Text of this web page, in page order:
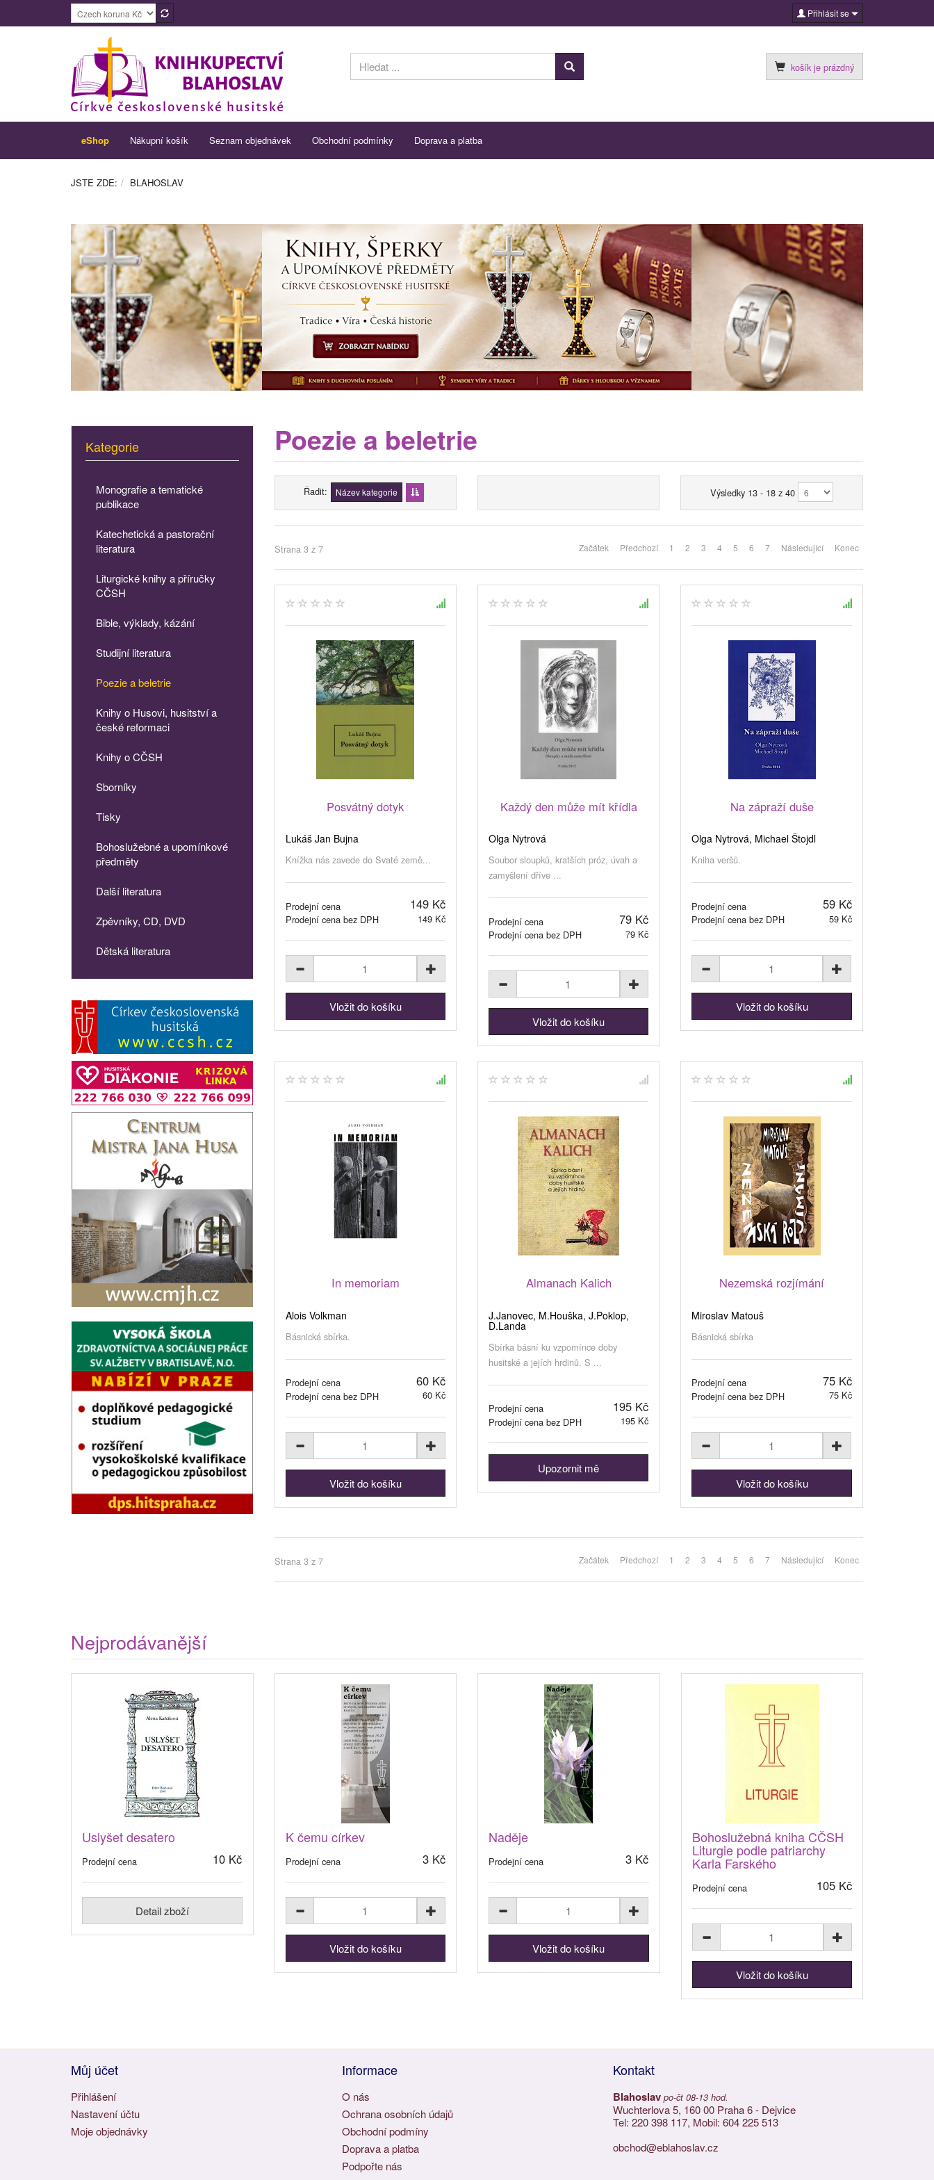
Přihlásit se
košík je prázdný
eShop Nákupní košík Seznam objednávek Obchodní podmínky Doprava a platba
JSTE ZDE: BLAHOSLAV
Poezie a beletrie
Řadit Název kategorie Výsledky 13 - 18 z 40
Strana 3 z 7 Začátek Předchozí 1 2 3 4 5 6 7 Následující Konec
Posvátný dotyk
Lukáš Jan Bujna
Knížka nás zavede do Svaté země...
Prodejní cena 149 Kč
Prodejní cena bez DPH 149 Kč
Každý den může mít křídla
Olga Nytrová
Soubor sloupků, kratších próz, úvah a
zamyšlení dříve ...
Prodejní cena 79 Kč
Prodejní cena bez DPH 79 Kč
Na zápraží duše
Olga Nytrová, Michael Štojdl
Kniha veršů.
Prodejní cena 59 Kč
Prodejní cena bez DPH 59 Kč
In memoriam
Alois Volkman
Básnická sbírka.
Prodejní cena 60 Kč
Prodejní cena bez DPH 60 Kč
Almanach Kalich
J.Janovec, M.Houška, J.Poklop,
D.Landa
Sbírka básní ku vzpomínce doby
husitské a jejích hrdinů. S ...
Prodejní cena 195 Kč
Prodejní cena bez DPH 195 Kč
Upozornit mě
Nezemská rozjímání
Miroslav Matouš
Básnická sbírka
Prodejní cena 75 Kč
Prodejní cena bez DPH 75 Kč
Strana 3 z 7 Začátek Předchozí 1 2 3 4 5 6 7 Následující Konec
Kategorie
Monografie a tematické
publikace
Katechetická a pastorační
literatura
Liturgické knihy a příručky
CČSH
Bible, výklady, kázání
Studijní literatura
Poezie a beletrie
Knihy o Husovi, husitství a
české reformaci
Knihy o CČSH
Sborníky
Tisky
Bohoslužebné a upomínkové
předměty
Další literatura
Zpěvníky, CD, DVD
Dětská literatura
Nejprodávanější
Uslyšet desatero
Prodejní cena 10 Kč
Detail zboží
K čemu církev
Prodejní cena 3 Kč
Naděje
Prodejní cena 3 Kč
Bohoslužebná kniha CČSH
Liturgie podle patriarchy
Karla Farského
Prodejní cena 105 Kč
Můj účet
Přihlášení
Nastavení účtu
Moje objednávky
Informace
O nás
Ochrana osobních údajů
Obchodní podmíny
Doprava a platba
Podpořte nás
Kontakt
Blahoslav po-čt 08-13 hod.
Wuchterlova 5, 160 00 Praha 6 - Dejvice
Tel: 220 398 117, Mobil: 604 225 513
obchod@eblahoslav.cz